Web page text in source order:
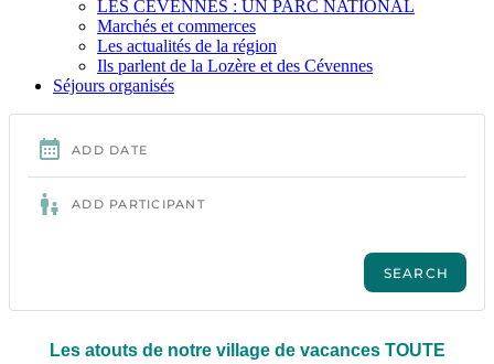
LES CÉVENNES : UN PARC NATIONAL
Marchés et commerces
Les actualités de la région
Ils parlent de la Lozère et des Cévennes
Séjours organisés
Les atouts de notre village de vacances TOUTE